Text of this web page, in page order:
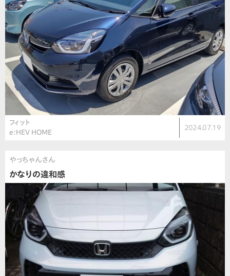
フィット
e:HEV HOME
2024.07.19
やっちゃんさん
かなりの違和感